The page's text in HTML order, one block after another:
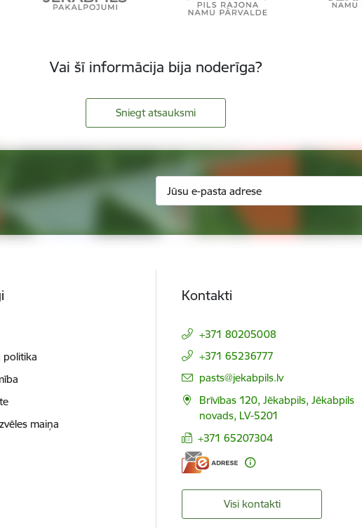
Vai šī informācija bija noderīga?
Sniegt atsauksmi
politika
maiņa
Kontakti
+371 80205008
+371 65236777
E-pasts:
pasts@jekabpils.lv
Brīvības 120, Jēkabpils, Jēkabpils
novads, LV-5201
+371 65207304
Visi kontakti